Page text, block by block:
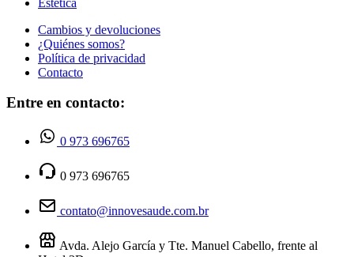
Cambios y devoluciones
¿Quiénes somos?
Política de privacidad
Contacto
Entre en contacto:
0 973 696765
0 973 696765
contato@innovesaude.com.br
Avda. Alejo García y Tte. Manuel Cabello, frente al